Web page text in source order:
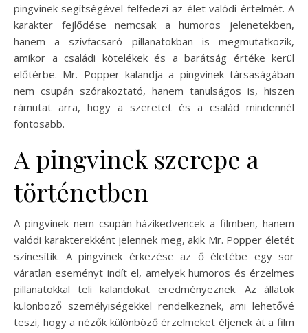
pingvinek segítségével felfedezi az élet valódi értelmét. A
karakter fejlődése nemcsak a humoros jelenetekben,
hanem a szívfacsaró pillanatokban is megmutatkozik,
amikor a családi kötelékek és a barátság értéke kerül
előtérbe. Mr. Popper kalandja a pingvinek társaságában
nem csupán szórakoztató, hanem tanulságos is, hiszen
rámutat arra, hogy a szeretet és a család mindennél
fontosabb.
A pingvinek szerepe a
történetben
A pingvinek nem csupán házikedvencek a filmben, hanem
valódi karakterekként jelennek meg, akik Mr. Popper életét
színesítik. A pingvinek érkezése az ő életébe egy sor
váratlan eseményt indít el, amelyek humoros és érzelmes
pillanatokkal teli kalandokat eredményeznek. Az állatok
különböző személyiségekkel rendelkeznek, ami lehetővé
teszi, hogy a nézők különböző érzelmeket éljenek át a film